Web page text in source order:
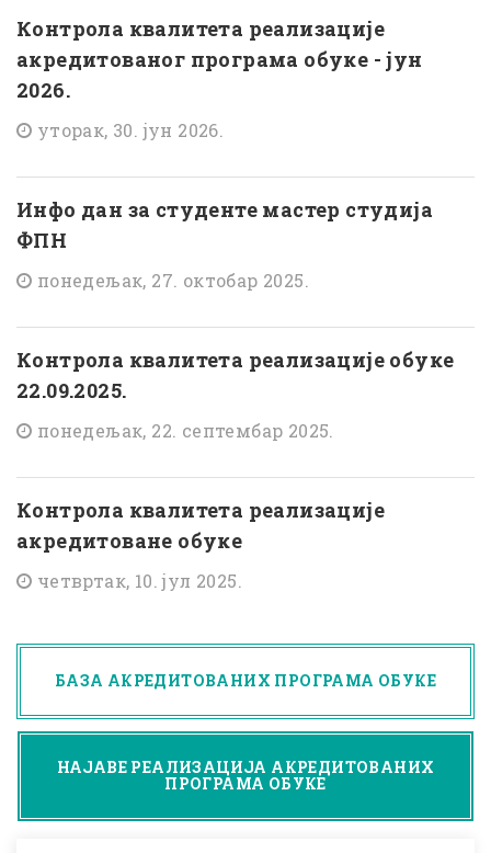
Контрола квалитета реализације
акредитованог програма обуке - јун
2026.
уторак, 30. јун 2026.
Инфо дан за студенте мастер студија
ФПН
понедељак, 27. октобар 2025.
Контрола квалитета реализације обуке
22.09.2025.
понедељак, 22. септембар 2025.
Контрола квалитета реализације
акредитоване обуке
четвртак, 10. јул 2025.
БАЗА АКРЕДИТОВАНИХ ПРОГРАМА ОБУКЕ
НАЈАВЕ РЕАЛИЗАЦИЈА АКРЕДИТОВАНИХ
ПРОГРАМА ОБУКЕ